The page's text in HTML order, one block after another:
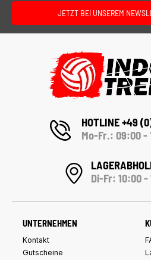
JETZT BEI UNSEREM
HOTLINE +49
Mo-Fr.: 09:00 -
Di-Fr: 10:00 -
UNTERNEHMEN
Kontakt
Gutscheine